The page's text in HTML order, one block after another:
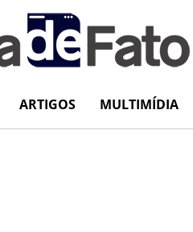
ARTIGOS MULTIMÍDIA